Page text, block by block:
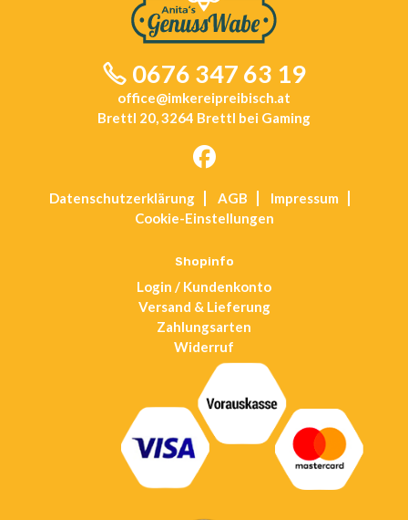
0676 347 63 19
office@imkereipreibisch.at
Brettl 20, 3264 Brettl bei Gaming
a
tab
Datenschutz­erklärung AGB
Impressum
Cookie-Einstellungen
Shopinfo
Login / Kundenkonto
Versand & Lieferung
Zahlungsarten
Widerruf